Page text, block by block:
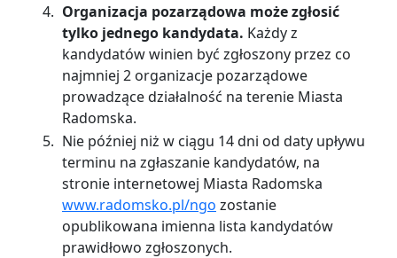
Organizacja pozarządowa może zgłosić
tylko jednego kandydata. Każdy z
kandydatów winien być zgłoszony przez co
najmniej 2 organizacje pozarządowe
prowadzące działalność na terenie Miasta
Radomska.
Nie później niż w ciągu 14 dni od daty upływu
terminu na zgłaszanie kandydatów, na
stronie internetowej Miasta Radomska
www.radomsko.pl/ngo zostanie
opublikowana imienna lista kandydatów
prawidłowo zgłoszonych.